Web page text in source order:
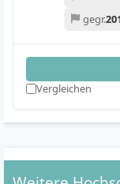
gegr.
Vergleichen